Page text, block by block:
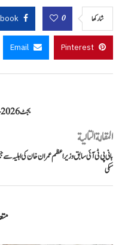
شاركها 0
Pinterest
Email
بجٹ 2026-27 پر مشاورت میں تعطل، 5 جون کا قومی اسمبلی اجلاس ملتوی
المقالة التالية
بانی پی ٹی آئی سابق وزیر اعظم عمران خان کی اہلیہ
سکی